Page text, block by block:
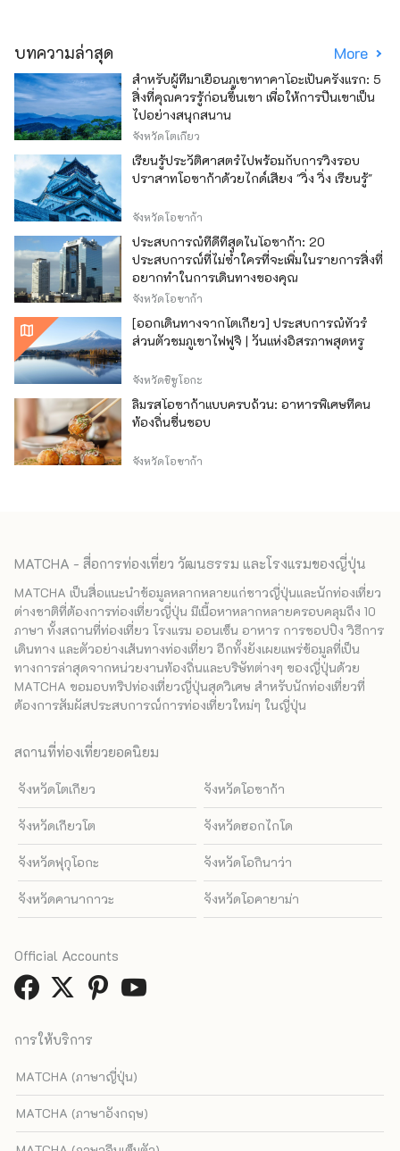
บทความล่าสุด More
สำหรับผู้ที่มาเยือนภูเขาทาคาโอะเป็นครั้งแรก: 5
สิ่งที่คุณควรรู้ก่อนขึ้นเขา เพื่อให้การปีนเขาเป็น
ไปอย่างสนุกสนาน
จังหวัดโตเกียว
เรียนรู้ประวัติศาสตร์ไปพร้อมกับการวิ่งรอบ
ปราสาทโอซาก้าด้วยไกด์เสียง "วิ่ง วิ่ง เรียนรู้"
จังหวัดโอซาก้า
ประสบการณ์ที่ดีที่สุดในโอซาก้า: 20
ประสบการณ์ที่ไม่ซ้ำใครที่จะเพิ่มในรายการสิ่งที่
อยากทำในการเดินทางของคุณ
จังหวัดโอซาก้า
[ออกเดินทางจากโตเกียว] ประสบการณ์ทัวร์
ส่วนตัวชมภูเขาไฟฟูจิ | วันแห่งอิสรภาพสุดหรู
จังหวัดชิซูโอกะ
ลิ้มรสโอซาก้าแบบครบถ้วน: อาหารพิเศษที่คน
ท้องถิ่นชื่นชอบ
จังหวัดโอซาก้า
MATCHA - สื่อการท่องเที่ยว วัฒนธรรม และโรงแรมของญี่ปุ่น
MATCHA เป็นสื่อแนะนำข้อมูลหลากหลายแก่ชาวญี่ปุ่นและนักท่องเที่ยว
ต่างชาติที่ต้องการท่องเที่ยวญี่ปุ่น มีเนื้อหาหลากหลายครอบคลุมถึง 10
ภาษา ทั้งสถานที่ท่องเที่ยว โรงแรม ออนเซ็น อาหาร การชอปปิง วิธีการ
เดินทาง และตัวอย่างเส้นทางท่องเที่ยว อีกทั้งยังเผยแพร่ข้อมูลที่เป็น
ทางการล่าสุดจากหน่วยงานท้องถิ่นและบริษัทต่างๆ ของญี่ปุ่นด้วย
MATCHA ขอมอบทริปท่องเที่ยวญี่ปุ่นสุดวิเศษ สำหรับนักท่องเที่ยวที่
ต้องการสัมผัสประสบการณ์การท่องเที่ยวใหม่ๆ ในญี่ปุ่น
สถานที่ท่องเที่ยวยอดนิยม
จังหวัดโตเกียว จังหวัดโอซาก้า
จังหวัดเกียวโต จังหวัดฮอกไกโด
จังหวัดฟุกุโอกะ จังหวัดโอกินาว่า
จังหวัดคานากาวะ จังหวัดโอคายาม่า
การให้บริการ
MATCHA (ภาษาญี่ปุ่น)
MATCHA (ภาษาอังกฤษ)
Official Accounts